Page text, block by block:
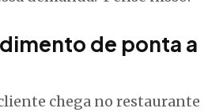
de ponta a
chega no restaurante